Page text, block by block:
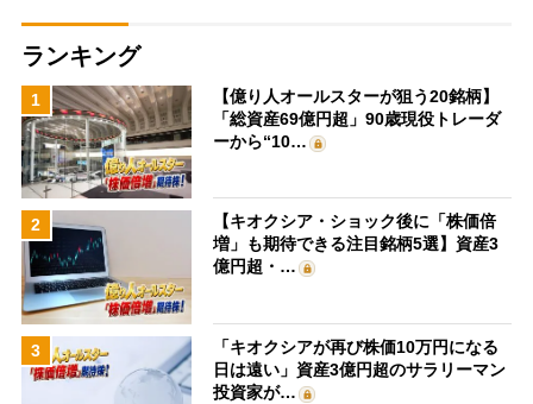
ランキング
1
【億り人オールスターが狙う20銘柄】
「総資産69億円超」90歳現役トレーダ
ーから“10…
2
【キオクシア・ショック後に「株価倍
増」も期待できる注目銘柄5選】資産3
億円超・…
3
「キオクシアが再び株価10万円になる
日は遠い」資産3億円超のサラリーマン
投資家が…